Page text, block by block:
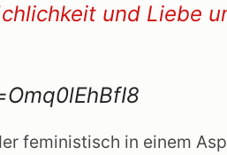
und Liebe
feministisch in einem